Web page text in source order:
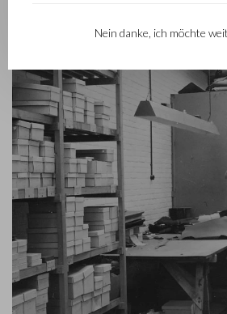
Nein danke, ich möchte